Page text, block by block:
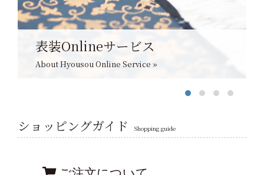
表装Onlineサービス
About Hyousou Online Service »
ショッピングガイド Shopping guide